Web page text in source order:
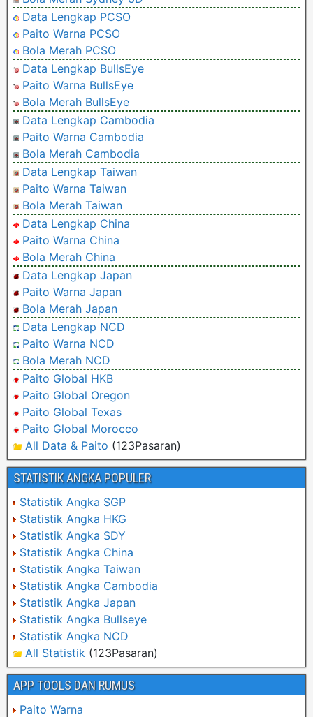
Data Lengkap PCSO
Paito Warna PCSO
Bola Merah PCSO
Data Lengkap BullsEye
Paito Warna BullsEye
Bola Merah BullsEye
Data Lengkap Cambodia
Paito Warna Cambodia
Bola Merah Cambodia
Data Lengkap Taiwan
Paito Warna Taiwan
Bola Merah Taiwan
Data Lengkap China
Paito Warna China
Bola Merah China
Data Lengkap Japan
Paito Warna Japan
Bola Merah Japan
Data Lengkap NCD
Paito Warna NCD
Bola Merah NCD
Paito Global HKB
Paito Global Oregon
Paito Global Texas
Paito Global Morocco
All Data & Paito (123Pasaran)
STATISTIK ANGKA POPULER
Statistik Angka SGP
Statistik Angka HKG
Statistik Angka SDY
Statistik Angka China
Statistik Angka Taiwan
Statistik Angka Cambodia
Statistik Angka Japan
Statistik Angka Bullseye
Statistik Angka NCD
All Statistik (123Pasaran)
APP TOOLS DAN RUMUS
Paito Warna